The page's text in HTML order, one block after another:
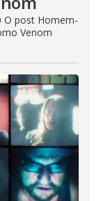
O post Homem-
Venom